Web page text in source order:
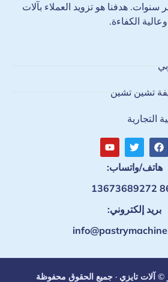
هدفنا هو تزويد العملاء بآلات
الكفاءة.
تشين تشين
التجارية
هاتف/واتساب:
بريد إلكتروني:
© آلات تايزي · جميع الحقوق محفوظة